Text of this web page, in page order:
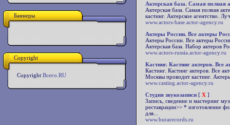
Баннеры
Copyright
Copyright Всего.RU
Актерская база. Самая полная
Актерская база. Самая полная
кастинг. Актерское агентство.
www.actors-base.actor-agency.ru
Актеры России. Все актеры
Актеры России. Все актеры
Актерская база. Набор актеров
www.actors-russia.actor-agency.ru
Кастинг. Кастинг актеров. Все
Кастинг. Кастинг актеров. Все
Москвы проводит кастинг.
www.casting.actor-agency.ru
Студия звукозаписи [ X ]
Запись, сведение и мастеринг
реставрации>> * изготовление
для...
www.burarecords.ru